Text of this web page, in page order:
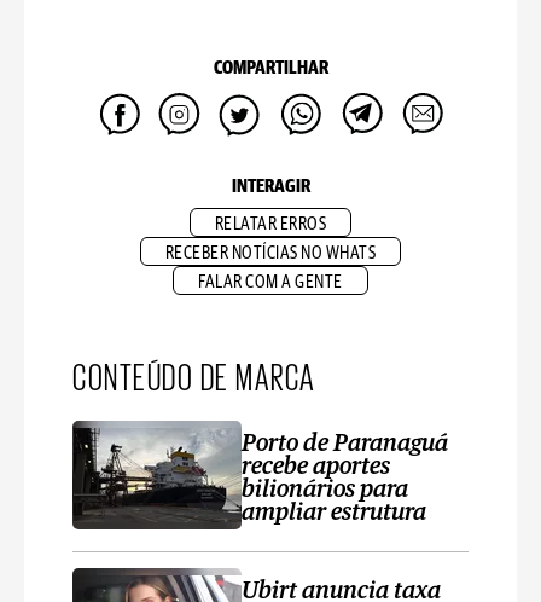
COMPARTILHAR
INTERAGIR
RELATAR ERROS
RECEBER NOTÍCIAS NO WHATS
FALAR COM A GENTE
CONTEÚDO DE MARCA
Porto de Paranaguá
recebe aportes
bilionários para
ampliar estrutura
Ubirt anuncia taxa